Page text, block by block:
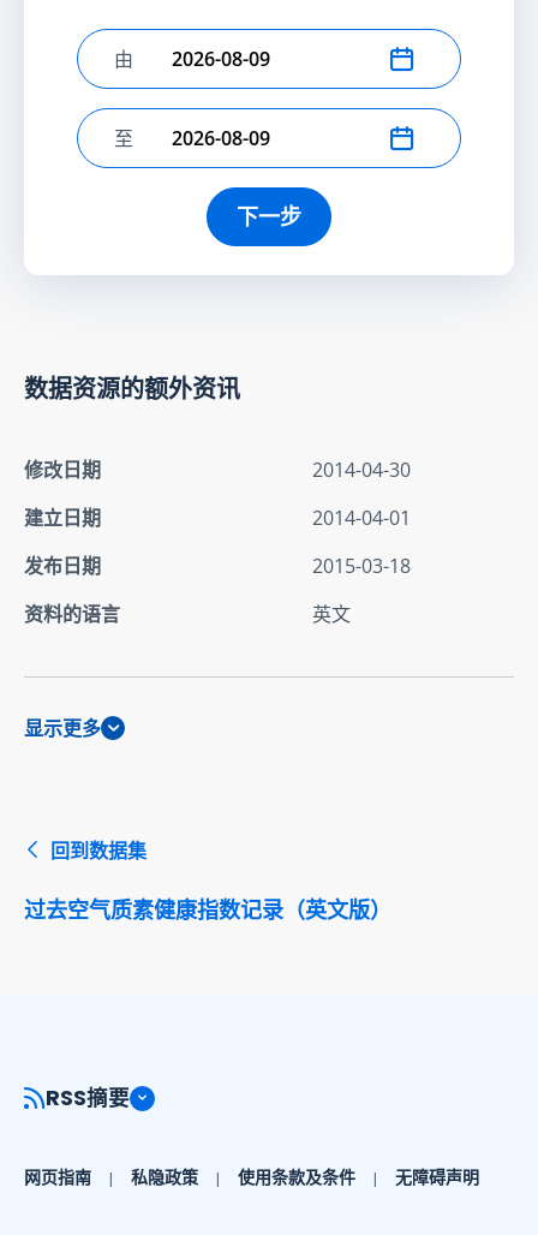
选择开始日期
由
选择结束日期
至
下一步
数据资源的额外资讯
修改日期
2014-04-30
建立日期
2014-04-01
发布日期
2015-03-18
资料的语言
英文
显示更多
回到数据集
过去空气质素健康指数记录（英文版）
RSS摘要
网页指南 私隐政策 使用条款及条件 无障碍声明